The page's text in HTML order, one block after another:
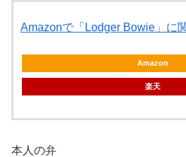
Amazonで「Lodger Bowie」に
Amazon
楽天
本人の弁